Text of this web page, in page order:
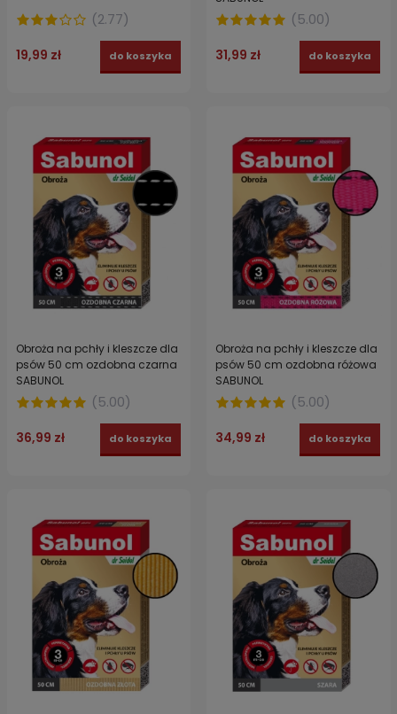
(2.77)
19,99 zł do koszyka
(5.00)
31,99 zł do koszyka
Obroża na pchły i kleszcze dla
psów 50 cm ozdobna czarna
SABUNOL
(5.00)
36,99 zł do koszyka
Obroża na pchły i kleszcze dla
psów 50 cm ozdobna różowa
SABUNOL
(5.00)
34,99 zł do koszyka